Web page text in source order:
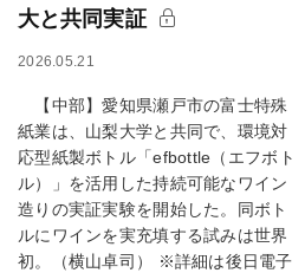
大と共同実証
2026.05.21
【中部】愛知県瀬戸市の富士特殊
紙業は、山梨大学と共同で、環境対
応型紙製ボトル「efbottle（エフボト
ル）」を活用した持続可能なワイン
造りの実証実験を開始した。同ボト
ルにワインを実充填する試みは世界
初。（横山卓司） ※詳細は後日電子